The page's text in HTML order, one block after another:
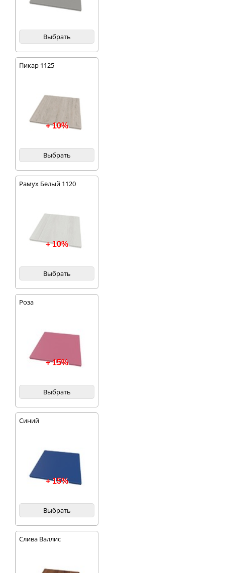
Выбрать
Пикар 1125
+ 10%
Выбрать
Рамух Белый 1120
+ 10%
Выбрать
Роза
+ 15%
Выбрать
Синий
+ 15%
Выбрать
Слива Валлис